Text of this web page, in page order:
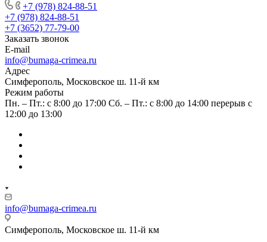
+7 (978) 824-88-51
+7 (978) 824-88-51
+7 (3652) 77-79-00
Заказать звонок
E-mail
info@bumaga-crimea.ru
Адрес
Симферополь, Московское ш. 11-й км
Режим работы
Пн. – Пт.: с 8:00 до 17:00 Сб. – Пт.: с 8:00 до 14:00 перерыв с
12:00 до 13:00
info@bumaga-crimea.ru
Симферополь, Московское ш. 11-й км